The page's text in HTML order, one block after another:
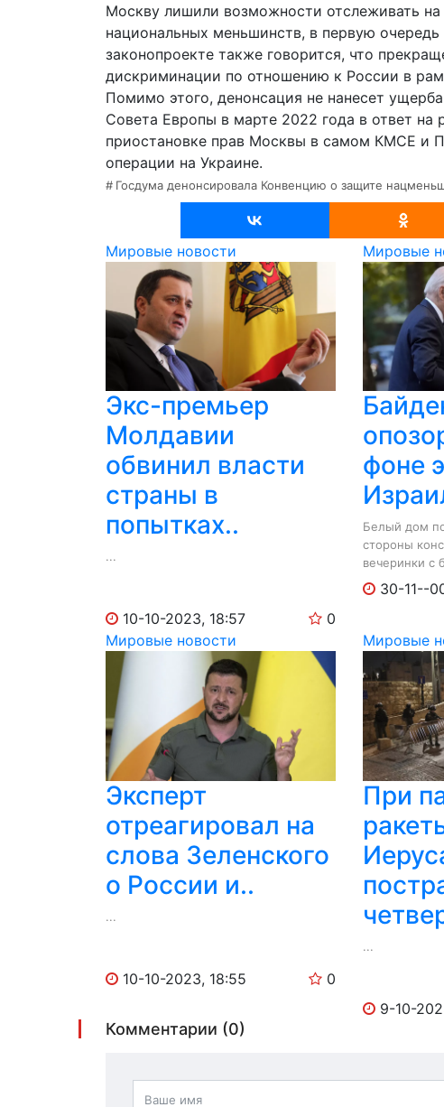
Москву лишили возможности отслеживать
национальных меньшинств, в первую
законопроекте также говорится, что
дискриминации по отношению к России в
Помимо этого, денонсация не нанесет
Совета Европы в марте 2022 года в ответ
приостановке прав Москвы в самом КМСЕ и
операции на Украине.
Госдума денонсировала Конвенцию о защите
Мировые новости
Экс-премьер
Молдавии
обвинил власти
страны в
попытках..
...
10-10-2023, 18:57 0
Мировые
фоне
Белый дом
стороны
вечеринки с
президента...
30-11--
Мировые новости
Эксперт
отреагировал на
слова Зеленского
о России и..
...
10-10-2023, 18:55 0
Мировые
При
...
9-10-
Комментарии (0)